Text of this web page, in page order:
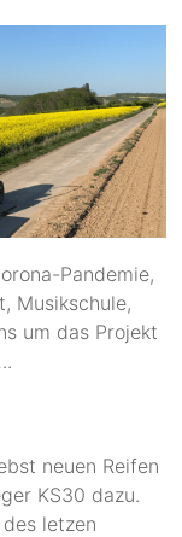
Pandemie,
Musikschule,
um das Projekt
neuen Reifen
KS30 dazu.
letzen